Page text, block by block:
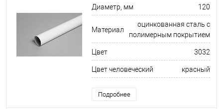
Диаметр, мм 120
Материал
оцинкованная сталь с
полимерным покрытием
Цвет 3032
Цвет человеческий красный
Подробнее